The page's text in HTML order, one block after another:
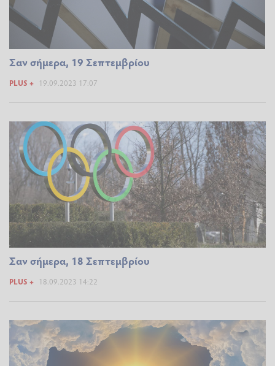
Σαν σήμερα, 19 Σεπτεμβρίου
PLUS + 19.09.2023 17:07
Σαν σήμερα, 18 Σεπτεμβρίου
PLUS + 18.09.2023 14:22